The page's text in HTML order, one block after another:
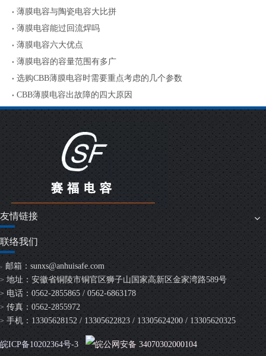
薄膜电容与陶瓷电容大比拼
薄膜电容能过回流焊吗
薄膜电容六大优点
薄膜电容的容量范围有多广
选购CBB薄膜电容时需要重点考虑的几个参数
CBB薄膜电容出故障的四大原因
友情链接
联络我们
> 邮箱： sunxs@anhuisafe.com
> 地址：安徽省铜陵市铜官区狮子山国家高新区金家湾路589号
> 电话：0562-2855865 / 0562-6863178
> 传真：0562-2855972
> 手机：13305628152 / 13305622823 / 13305624200 / 13305620325
皖ICP备10202364号-3 皖公网安备 34070302000104